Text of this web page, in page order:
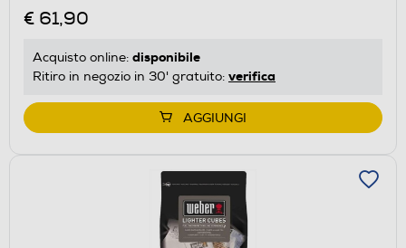
€ 61,90
Acquisto online: disponibile
Ritiro in negozio in 30' gratuito: verifica
AGGIUNGI